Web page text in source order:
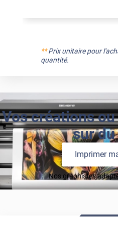
**Prix unitaire pour
quantité.
Vos créations
sur
Imprimer
Nos graphistes